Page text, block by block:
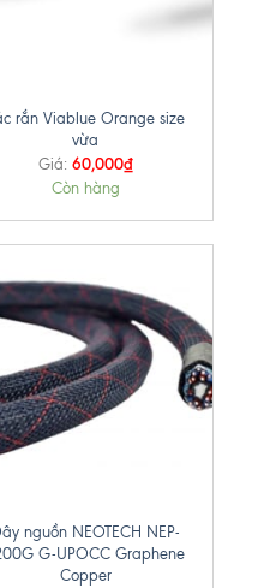
rắn Viablue Orange size
vừa
Giá: 60,000₫
Còn hàng
nguồn NEOTECH NEP-
G-UPOCC Graphene
Copper